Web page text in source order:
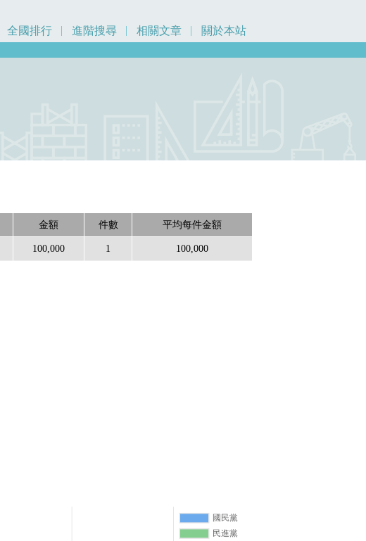
全國排行 進階搜尋 相關文章 關於本站
金額 件數 平均每件金額
100,000 1 100,000